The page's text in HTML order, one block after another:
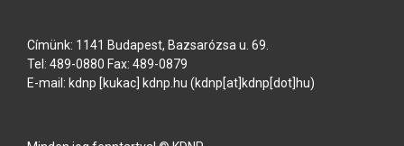
Címünk: 1141 Budapest, Bazsarózsa u. 69.
Tel: 489-0880 Fax: 489-0879
E-mail: kdnp [kukac] kdnp hu (kdnp[at]kdnp[dot]hu)